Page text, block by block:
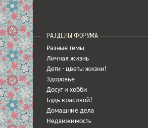
РАЗДЕЛЫ ФОРУМА
Разные темы
Личная жизнь
Дети - цветы жизни!
Здоровье
Досуг и хобби
Будь красивой!
Домашние дела
Недвижимость